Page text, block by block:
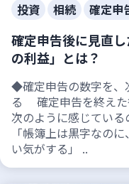
投資 相続 確定申
確定申告後に見直
の利益」とは？
◆確定申告の数字を、
る 確定申告を終えた
次のように感じている
「帳簿上は黒字なの
い気がする」 ..